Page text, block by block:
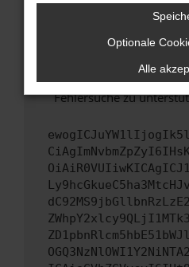
Wende dich an den
Wenn du alle oben
hast, kontaktiere uns
versuchen, das
uns diesen Text
Fehlersuche zu
Optionale
Alle